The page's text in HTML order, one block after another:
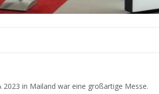
2023 in Mailand war eine großartige Messe.